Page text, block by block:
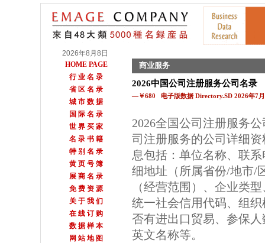
2026年8月8日
HOME PAGE
行 业 名 录
省 区 名 录
城 市 数 据
国 际 名 录
世 界 买 家
名 录 书 籍
特 别 名 录
黄 页 号 簿
展 商 名 录
免 费 资 源
关 于 我 们
在 线 订 购
数 据 样 本
网 站 地 图
商业服务
2026中国公司注册服务公司名录
—￥680 电子版数据 Directory.SD 2026年7
2026全国公司注册服务
司注册服务的公司详细
息包括：单位名称、联
细地址（所属省份/地市/
（经营范围）、企业类
统一社会信用代码、组
否有进出口贸易、参保
英文名称等。